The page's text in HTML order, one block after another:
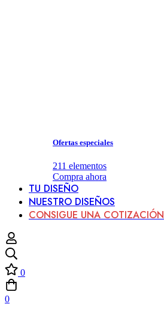
Ofertas especiales
211 elementos
Compra ahora
TU DISEÑO
NUESTRO DISEÑOS
CONSIGUE UNA COTIZACIÓN
0
0